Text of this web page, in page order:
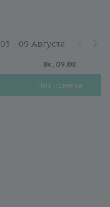
03 - 09 Августа
Вс, 09.08
Нет приема